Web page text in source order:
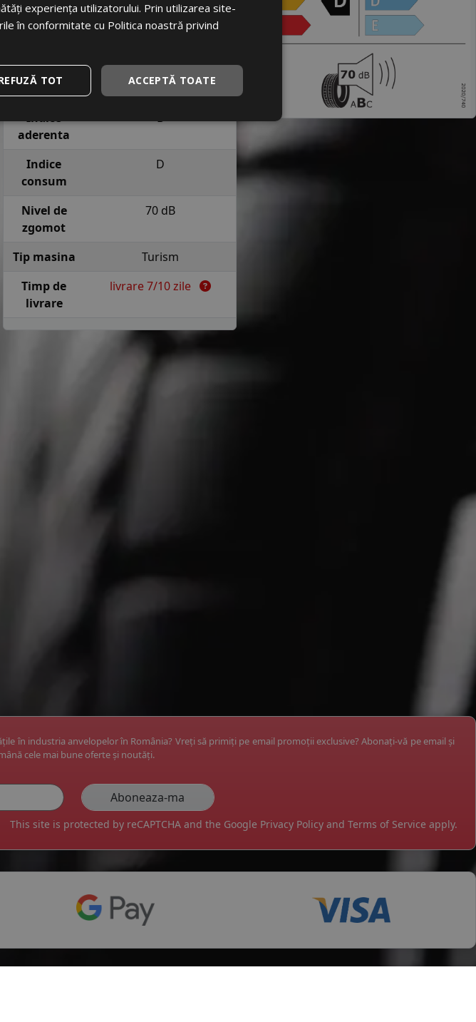
Indice
80 = pana la 450 kg per
Indice
viteza
H = pana la 210 km/h in
siguranta
Indice
aderenta
B
Indice
consum
D
Nivel de
zgomot
70 dB
Tip masina
Turism
Timp de
livrare
livrare 7/10 zile
în industria anvelopelor în România? Vreți să primiți pe email promoții exclusive? Abonați-vă pe email și
cele mai bune oferte și noutăți.
This site is protected by reCAPTCHA and the Google Privacy Policy and Terms of Service apply.
experiența utilizatorului. Prin utilizarea site-
în conformitate cu Politica noastră privind
ACCEPTĂ TOATE
TOT